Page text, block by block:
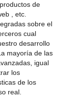
de
, etc.
sobre el
cual
desarrollo
mayorí­a de las
igual
los
de los
real.